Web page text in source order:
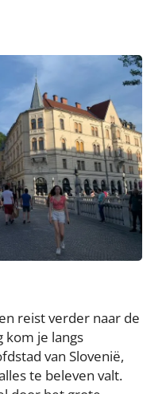
reist verder naar de
kom je langs
van Slovenië,
te beleven valt.